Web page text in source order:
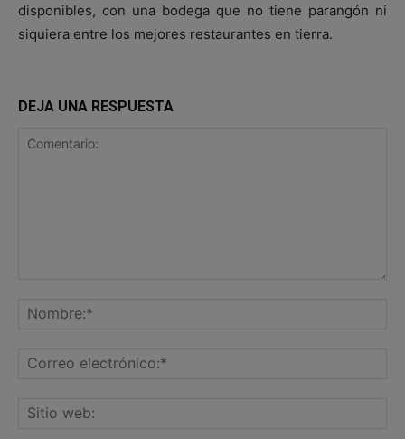
disponibles, con una bodega que no tiene parangón ni
siquiera entre los mejores restaurantes en tierra.
DEJA UNA RESPUESTA